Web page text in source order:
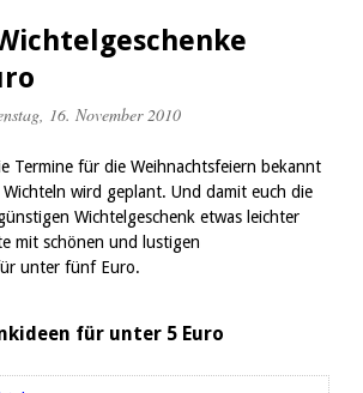
16. November 2010
Termine für die Weihnachtsfeiern bekannt
wird geplant. Und damit euch die
Wichtelgeschenk etwas leichter
mit schönen und lustigen
unter fünf Euro.
für unter 5 Euro